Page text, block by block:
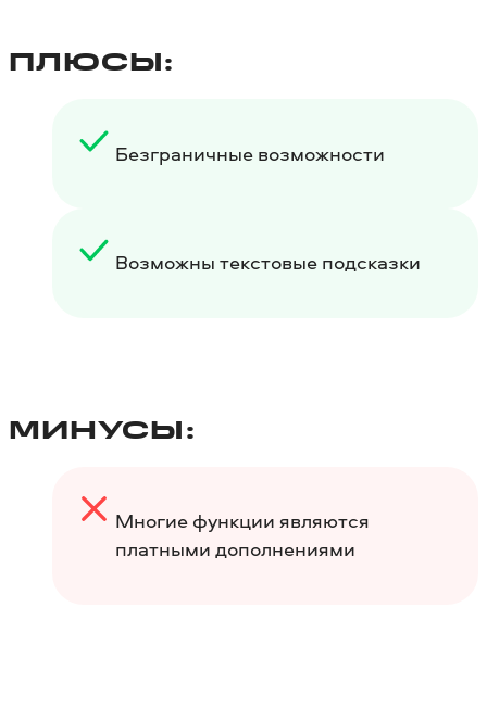
ПЛЮСЫ:
Безграничные возможности
Возможны текстовые подсказки
МИНУСЫ:
Многие функции являются
платными дополнениями